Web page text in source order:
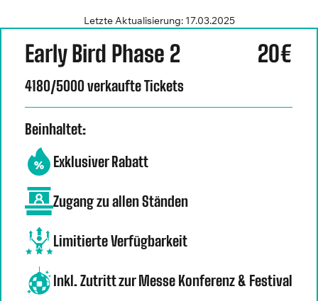
Letzte Aktualisierung: 17.03.2025
Early Bird Phase 2
4180/5000 verkaufte Tickets
20€
Beinhaltet:
Exklusiver Rabatt
Zugang zu allen Ständen
Limitierte Verfügbarkeit
Inkl. Zutritt zur Messe Konferenz & Festival